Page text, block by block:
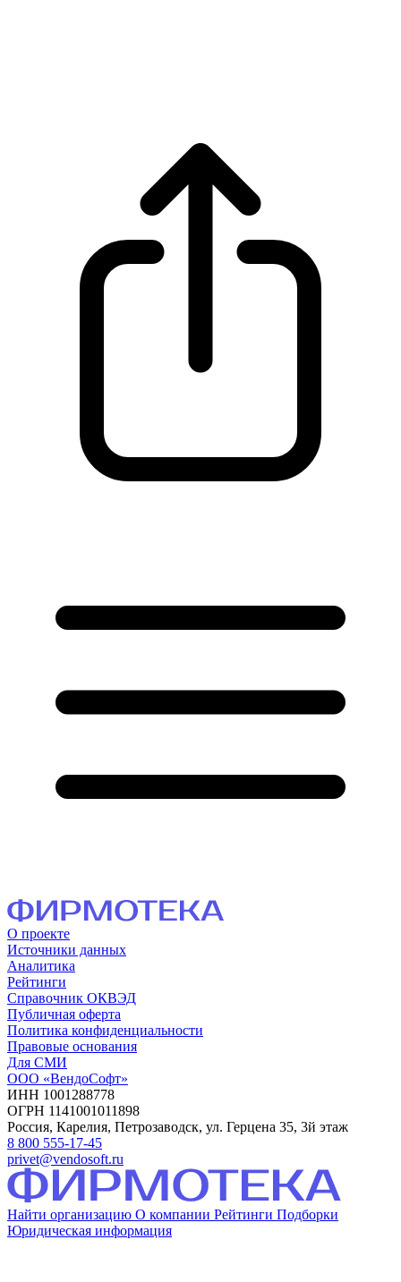
О проекте
Источники данных
Аналитика
Рейтинги
Справочник ОКВЭД
Публичная оферта
Политика конфиденциальности
Правовые основания
Для СМИ
ООО «ВендоСофт»
ИНН 1001288778
ОГРН 1141001011898
Россия, Карелия, Петрозаводск, ул. Герцена 35, 3й этаж
8 800 555-17-45
privet@vendosoft.ru
Найти организацию О компании Рейтинги Подборки
Юридическая информация